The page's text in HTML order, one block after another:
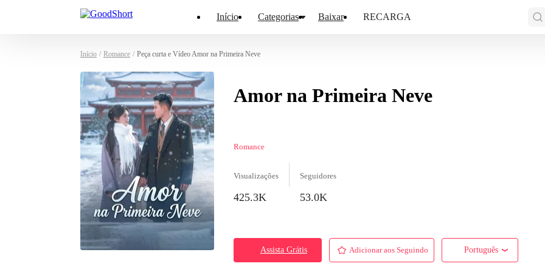
Início Categorias Baixar RECARGA
Início / Romance / Peça curta e Vídeo Amor na Primeira Neve
Amor na Primeira Neve
Romance
Visualizações
425.3K
Seguidores
53.0K
Assista Grátis Adicionar aos Seguindo Português